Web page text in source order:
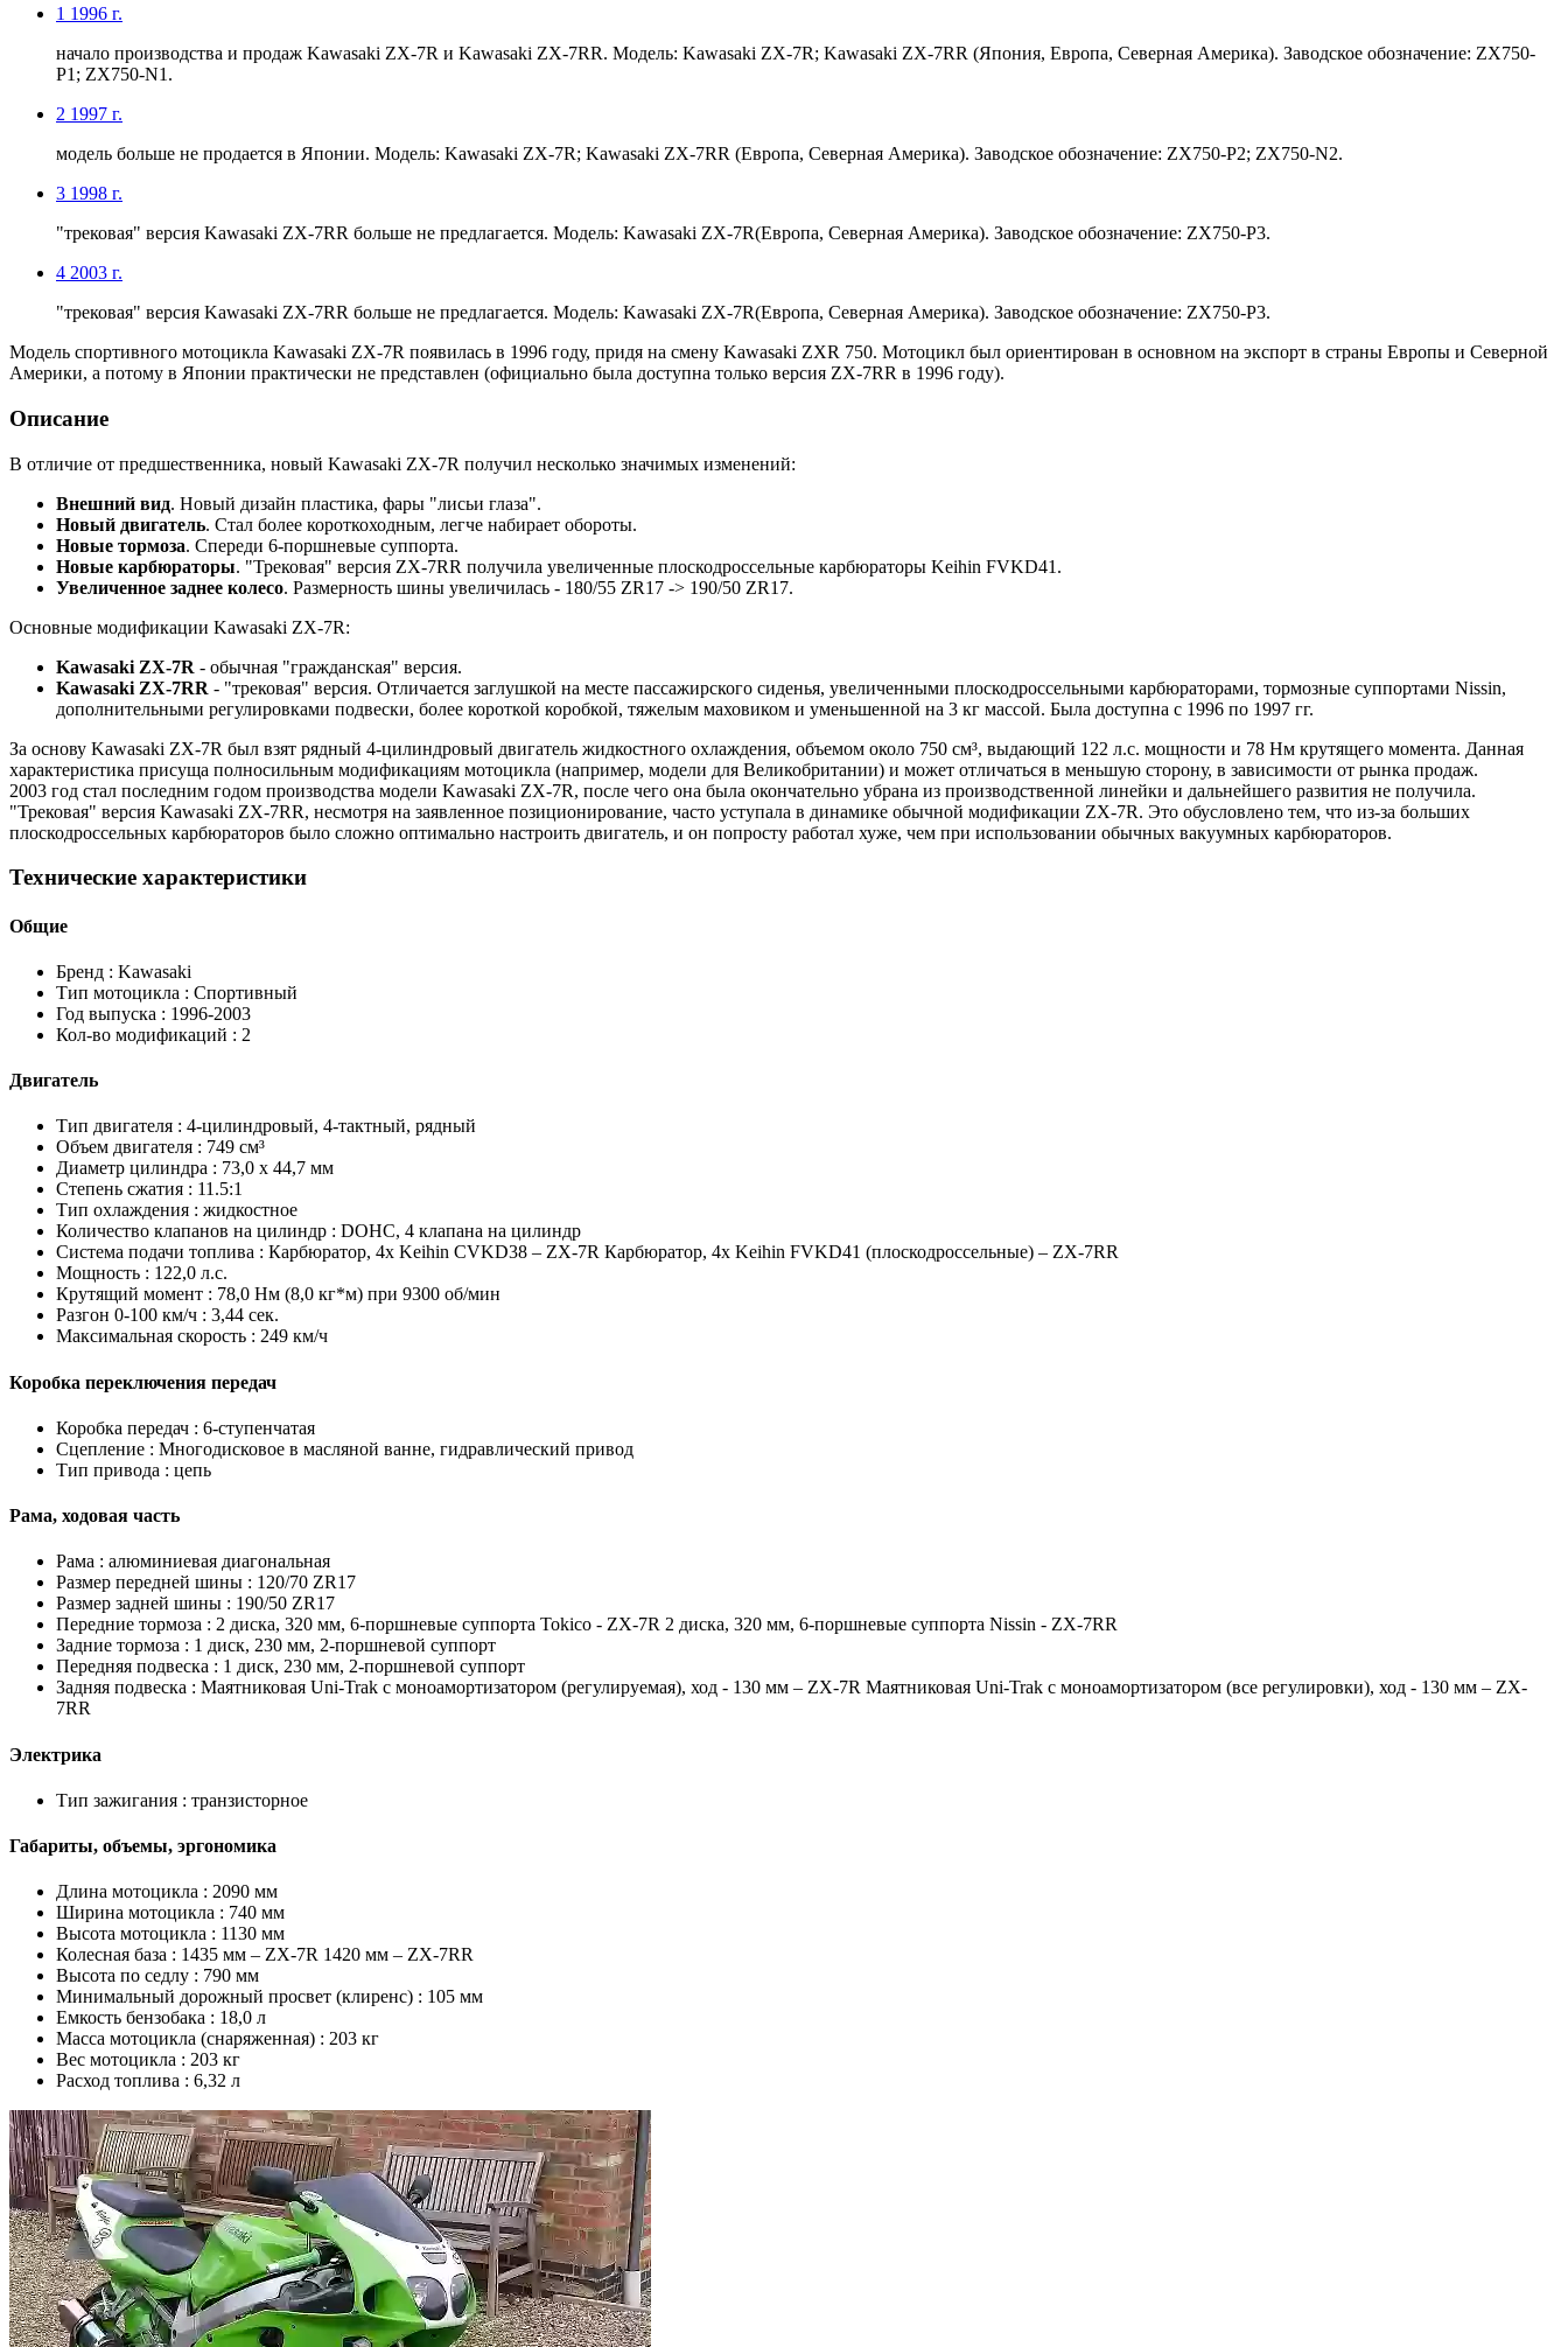
1 1996 г.
начало производства и продаж Kawasaki ZX-7R и Kawasaki ZX-7RR. Модель: Kawasaki ZX-7R; Kawasaki ZX-7RR (Япония, Европа, Северная Америка). Заводское обозначение: ZX750-
P1; ZX750-N1.
2 1997 г.
модель больше не продается в Японии. Модель: Kawasaki ZX-7R; Kawasaki ZX-7RR (Европа, Северная Америка). Заводское обозначение: ZX750-P2; ZX750-N2.
3 1998 г.
"трековая" версия Kawasaki ZX-7RR больше не предлагается. Модель: Kawasaki ZX-7R(Европа, Северная Америка). Заводское обозначение: ZX750-P3.
4 2003 г.
"трековая" версия Kawasaki ZX-7RR больше не предлагается. Модель: Kawasaki ZX-7R(Европа, Северная Америка). Заводское обозначение: ZX750-P3.
Модель спортивного мотоцикла Kawasaki ZX-7R появилась в 1996 году, придя на смену Kawasaki ZXR 750. Мотоцикл был ориентирован в основном на экспорт в страны Европы и Северной
Америки, а потому в Японии практически не представлен (официально была доступна только версия ZX-7RR в 1996 году).
Описание
В отличие от предшественника, новый Kawasaki ZX-7R получил несколько значимых изменений:
Внешний вид. Новый дизайн пластика, фары "лисьи глаза".
Новый двигатель. Стал более короткоходным, легче набирает обороты.
Новые тормоза. Спереди 6-поршневые суппорта.
Новые карбюраторы. "Трековая" версия ZX-7RR получила увеличенные плоскодроссельные карбюраторы Keihin FVKD41.
Увеличенное заднее колесо. Размерность шины увеличилась - 180/55 ZR17 -> 190/50 ZR17.
Основные модификации Kawasaki ZX-7R:
Kawasaki ZX-7R - обычная "гражданская" версия.
Kawasaki ZX-7RR - "трековая" версия. Отличается заглушкой на месте пассажирского сиденья, увеличенными плоскодроссельными карбюраторами, тормозные суппортами Nissin,
дополнительными регулировками подвески, более короткой коробкой, тяжелым маховиком и уменьшенной на 3 кг массой. Была доступна с 1996 по 1997 гг.
За основу Kawasaki ZX-7R был взят рядный 4-цилиндровый двигатель жидкостного охлаждения, объемом около 750 см³, выдающий 122 л.с. мощности и 78 Нм крутящего момента. Данная
характеристика присуща полносильным модификациям мотоцикла (например, модели для Великобритании) и может отличаться в меньшую сторону, в зависимости от рынка продаж.
2003 год стал последним годом производства модели Kawasaki ZX-7R, после чего она была окончательно убрана из производственной линейки и дальнейшего развития не получила.
"Трековая" версия Kawasaki ZX-7RR, несмотря на заявленное позиционирование, часто уступала в динамике обычной модификации ZX-7R. Это обусловлено тем, что из-за больших
плоскодроссельных карбюраторов было сложно оптимально настроить двигатель, и он попросту работал хуже, чем при использовании обычных вакуумных карбюраторов.
Технические характеристики
Общие
Бренд : Kawasaki
Тип мотоцикла : Спортивный
Год выпуска : 1996-2003
Кол-во модификаций : 2
Двигатель
Тип двигателя : 4-цилиндровый, 4-тактный, рядный
Объем двигателя : 749 см³
Диаметр цилиндра : 73,0 x 44,7 мм
Степень сжатия : 11.5:1
Тип охлаждения : жидкостное
Количество клапанов на цилиндр : DOHC, 4 клапана на цилиндр
Система подачи топлива : Карбюратор, 4x Keihin CVKD38 – ZX-7R Карбюратор, 4x Keihin FVKD41 (плоскодроссельные) – ZX-7RR
Мощность : 122,0 л.с.
Крутящий момент : 78,0 Нм (8,0 кг*м) при 9300 об/мин
Разгон 0-100 км/ч : 3,44 сек.
Максимальная скорость : 249 км/ч
Коробка переключения передач
Коробка передач : 6-ступенчатая
Сцепление : Многодисковое в масляной ванне, гидравлический привод
Тип привода : цепь
Рама, ходовая часть
Рама : алюминиевая диагональная
Размер передней шины : 120/70 ZR17
Размер задней шины : 190/50 ZR17
Передние тормоза : 2 диска, 320 мм, 6-поршневые суппорта Tokico - ZX-7R 2 диска, 320 мм, 6-поршневые суппорта Nissin - ZX-7RR
Задние тормоза : 1 диск, 230 мм, 2-поршневой суппорт
Передняя подвеска : 1 диск, 230 мм, 2-поршневой суппорт
Задняя подвеска : Маятниковая Uni-Trak с моноамортизатором (регулируемая), ход - 130 мм – ZX-7R Маятниковая Uni-Trak с моноамортизатором (все регулировки), ход - 130 мм – ZX-
7RR
Электрика
Тип зажигания : транзисторное
Габариты, объемы, эргономика
Длина мотоцикла : 2090 мм
Ширина мотоцикла : 740 мм
Высота мотоцикла : 1130 мм
Колесная база : 1435 мм – ZX-7R 1420 мм – ZX-7RR
Высота по седлу : 790 мм
Минимальный дорожный просвет (клиренс) : 105 мм
Емкость бензобака : 18,0 л
Масса мотоцикла (снаряженная) : 203 кг
Вес мотоцикла : 203 кг
Расход топлива : 6,32 л